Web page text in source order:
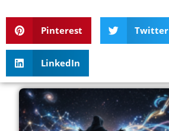
Pinterest Twitter
LinkedIn